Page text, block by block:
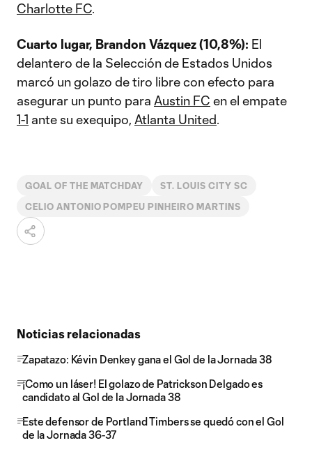
Charlotte FC.
Cuarto lugar, Brandon Vázquez (10,8%): El
delantero de la Selección de Estados Unidos
marcó un golazo de tiro libre con efecto para
asegurar un punto para Austin FC en el empate
1-1 ante su exequipo, Atlanta United.
GOAL OF THE MATCHDAY ST. LOUIS CITY SC
CELIO ANTONIO POMPEU PINHEIRO MARTINS
Noticias relacionadas
Zapatazo: Kévin Denkey gana el Gol de la Jornada 38
¡Como un láser! El golazo de Patrickson Delgado es
candidato al Gol de la Jornada 38
Este defensor de Portland Timbers se quedó con el Gol
de la Jornada 36-37